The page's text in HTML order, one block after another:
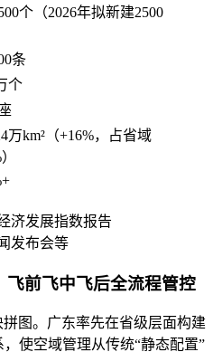
个（2026年拟新建2500
条
个
万km²（+16%，占省域
济发展指数报告
发布会等
前飞中飞后全流程管控
图。广东率先在省级层面构建
使空域管理从传统“静态配置”